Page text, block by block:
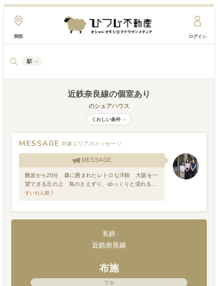
関西 ログイン
駅
近鉄奈良線の個室あり
のシェアハウス
くわしい条件
MESSAGE 対象エリアのメッセージ
MESSAGE
難波から20分 森に囲まれたレトロな洋館 大阪を一
望できる丘の上 鳥のさえずり、ゆっくりと流れる時
間 全部屋トイレバス洗面付でホテルのようにくつろ
すいれん館
私鉄
近鉄奈良線
布施
フセ